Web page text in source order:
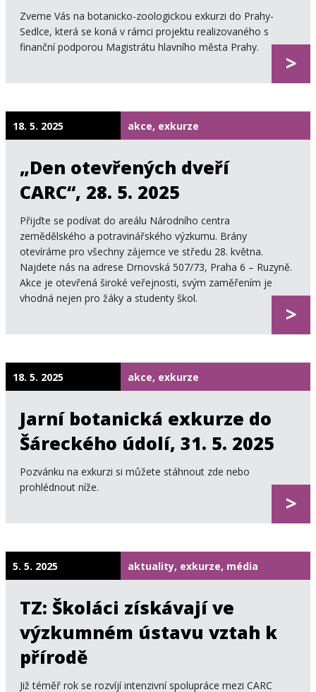
Zveme Vás na botanicko-zoologickou exkurzi do Prahy-
Sedlce, která se koná v rámci projektu realizovaného s
finanční podporou Magistrátu hlavního města Prahy.
>
18. 5. 2025 akce, exkurze
„Den otevřených dveří
CARC“, 28. 5. 2025
Přijďte se podívat do areálu Národního centra
zemědělského a potravinářského výzkumu. Brány
otevíráme pro všechny zájemce ve středu 28. května.
Najdete nás na adrese Drnovská 507/73, Praha 6 – Ruzyně.
Akce je otevřená široké veřejnosti, svým zaměřením je
vhodná nejen pro žáky a studenty škol.
>
18. 5. 2025 akce, exkurze
Jarní botanická exkurze do
Šáreckého údolí, 31. 5. 2025
Pozvánku na exkurzi si můžete stáhnout zde nebo
prohlédnout níže.
>
5. 5. 2025 aktuality, exkurze, média
TZ: Školáci získávají ve
výzkumném ústavu vztah k
přírodě
Již téměř rok se rozvíjí intenzivní spolupráce mezi CARC